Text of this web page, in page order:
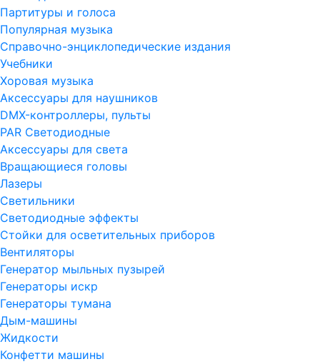
Партитуры и голоса
Популярная музыка
Справочно-энциклопедические издания
Учебники
Хоровая музыка
Аксессуары для наушников
DMX-контроллеры, пульты
PAR Светодиодные
Аксессуары для света
Вращающиеся головы
Лазеры
Светильники
Светодиодные эффекты
Стойки для осветительных приборов
Вентиляторы
Генератор мыльных пузырей
Генераторы искр
Генераторы тумана
Дым-машины
Жидкости
Конфетти машины